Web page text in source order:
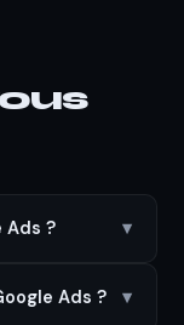
Ads ? ▾
Ads ? ▾